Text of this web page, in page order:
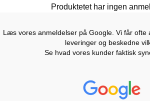
Produktetet har ingen
Læs vores anmeldelser på Google. Vi får ofte
leveringer og beskedne
Se hvad vores kunder faktisk
Prisjakt